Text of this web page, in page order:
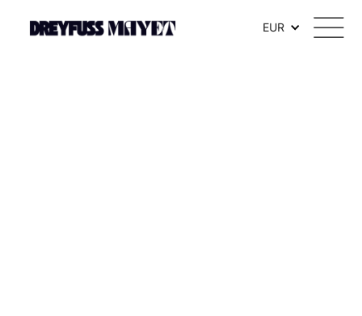
EUR